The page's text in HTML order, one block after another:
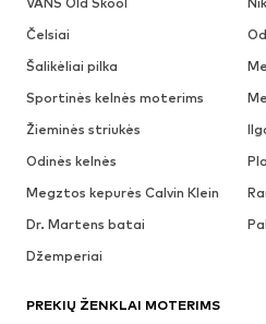
Čelsiai
Šalikėliai pilka
Sportinės kelnės moterims
Žieminės striukės
Odinės kelnės
Megztos kepurės Calvin Klein
Dr. Martens batai
Džemperiai
PREKIŲ ŽENKLAI MOTERIMS